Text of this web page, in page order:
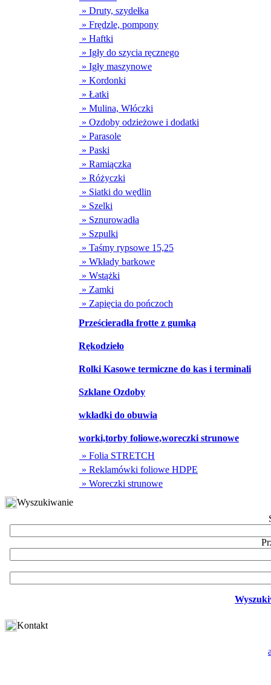
» Druty, szydełka
» Frędzle, pompony
» Haftki
» Igły do szycia ręcznego
» Igły maszynowe
» Kordonki
» Łatki
» Mulina, Włóczki
» Ozdoby odzieżowe i dodatki
» Parasole
» Paski
» Ramiączka
» Różyczki
» Siatki do wędlin
» Szelki
» Sznurowadła
» Szpulki
» Taśmy rypsowe 15,25
» Wkłady barkowe
» Wstążki
» Zamki
» Zapięcia do pończoch
Prześcieradła frotte z gumką
Rękodzieło
Rolki Kasowe termiczne do kas i terminali
Szklane Ozdoby
wkładki do obuwia
worki,torby foliowe,woreczki strunowe
» Folia STRETCH
» Reklamówki foliowe HDPE
» Woreczki strunowe
Wyszukiwanie
Kontakt